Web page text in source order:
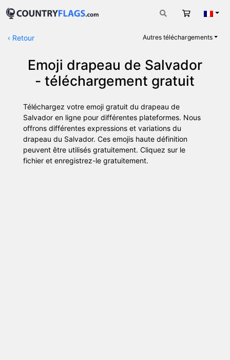
Panier
‹ Retour Autres téléchargements
Emoji drapeau de Salvador
- téléchargement gratuit
Téléchargez votre emoji gratuit du drapeau de
Salvador en ligne pour différentes plateformes. Nous
offrons différentes expressions et variations du
drapeau du Salvador. Ces emojis haute définition
peuvent être utilisés gratuitement. Cliquez sur le
fichier et enregistrez-le gratuitement.